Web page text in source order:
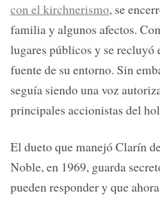
con el kirchnerismo, se
familia y algunos afectos.
lugares públicos y se recluyó
fuente de su entorno. Sin
seguía siendo una voz
principales accionistas del
El dueto que manejó Clarín
Noble, en 1969, guarda
pueden responder y que